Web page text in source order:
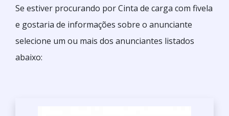
Se estiver procurando por Cinta de carga com fivela
e gostaria de informações sobre o anunciante
selecione um ou mais dos anunciantes listados
abaixo: